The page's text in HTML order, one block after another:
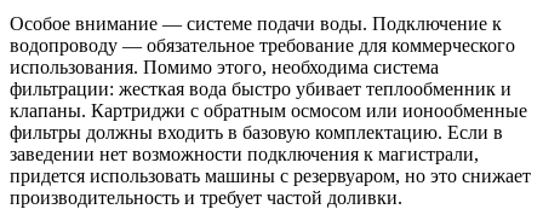
Особое внимание — системе подачи воды. Подключение к
водопроводу — обязательное требование для коммерческого
использования. Помимо этого, необходима система
фильтрации: жесткая вода быстро убивает теплообменник и
клапаны. Картриджи с обратным осмосом или ионообменные
фильтры должны входить в базовую комплектацию. Если в
заведении нет возможности подключения к магистрали,
придется использовать машины с резервуаром, но это снижает
производительность и требует частой доливки.